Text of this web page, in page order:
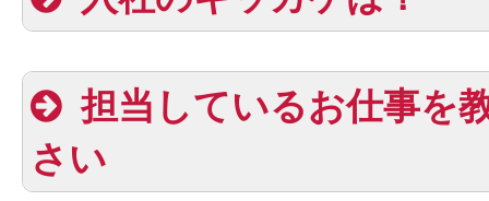
担当しているお仕事を
さい